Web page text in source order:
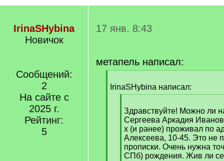
IrinaSHybina
Новичок
Сообщений:
2
На сайте с
2025 г.
Рейтинг:
5
17 янв. 8:43
метапель написал:
qIrinaSHybina написал:
q
]
Здравствуйте! Можно ли
Сергеева Аркадия
х (и ранее) проживал по
Алексеева, 10-45. Это не
прописки. Очень нужна
СПб) рождения. Жив ли